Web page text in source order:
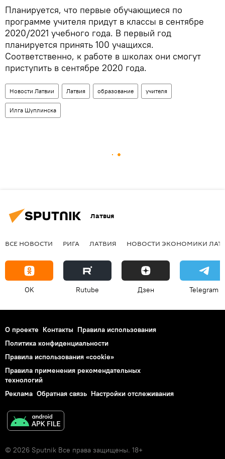
Планируется, что первые обучающиеся по
программе учителя придут в классы в сентябре
2020/2021 учебного года. В первый год
планируется принять 100 учащихся.
Соответственно, к работе в школах они смогут
приступить в сентябре 2020 года.
Новости Латвии Латвия образование учителя
Илга Шуплинска
Латвия
ВСЕ НОВОСТИ РИГА ЛАТВИЯ НОВОСТИ ЭКОНОМИКИ
OK Rutube Дзен Telegram
О проекте Контакты Правила использования
Политика конфиденциальности
Правила использования «cookie»
Правила применения рекомендательных
технологий
Реклама Обратная связь Настройки отслеживания
© 2026 Sputnik Все права защищены. 18+